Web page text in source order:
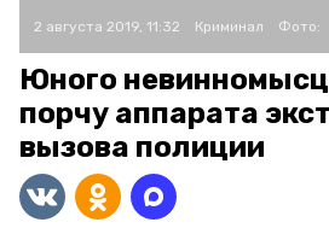
2 августа 2019, 11:32 Криминал Фото:
Юного
порчу аппарата
вызова полиции